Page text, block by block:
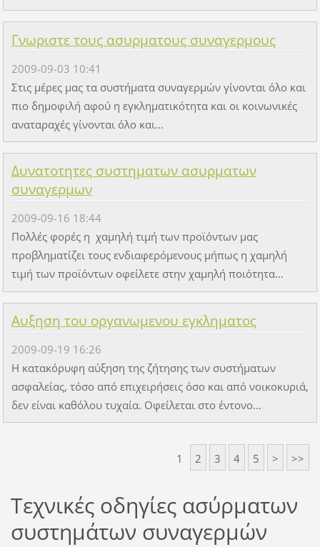
Γνωριστε τους ασυρματους συναγερμους
2009-09-03 10:41
Στις μέρες μας τα συστήματα συναγερμών γίνονται όλο και
πιο δημοφιλή αφού η εγκληματικότητα και οι κοινωνικές
αναταραχές γίνονται όλο και...
Δυνατοτητες συστηματων ασυρματων
συναγερμων
2009-09-16 18:44
Πολλές φορές η χαμηλή τιμή των προϊόντων μας
προβληματίζει τους ενδιαφερόμενους μήπως η χαμηλή
τιμή των προϊόντων οφείλετε στην χαμηλή ποιότητα...
Αυξηση του οργανωμενου εγκληματος
2009-09-19 16:26
Η κατακόρυφη αύξηση της ζήτησης των συστήματων
ασφαλείας, τόσο από επιχειρήσεις όσο και από νοικοκυριά,
δεν είναι καθόλου τυχαία. Οφείλεται στο έντονο...
1 2 3 4 5 > >>
Τεχνικές οδηγίες ασύρματων
συστημάτων συναγερμών